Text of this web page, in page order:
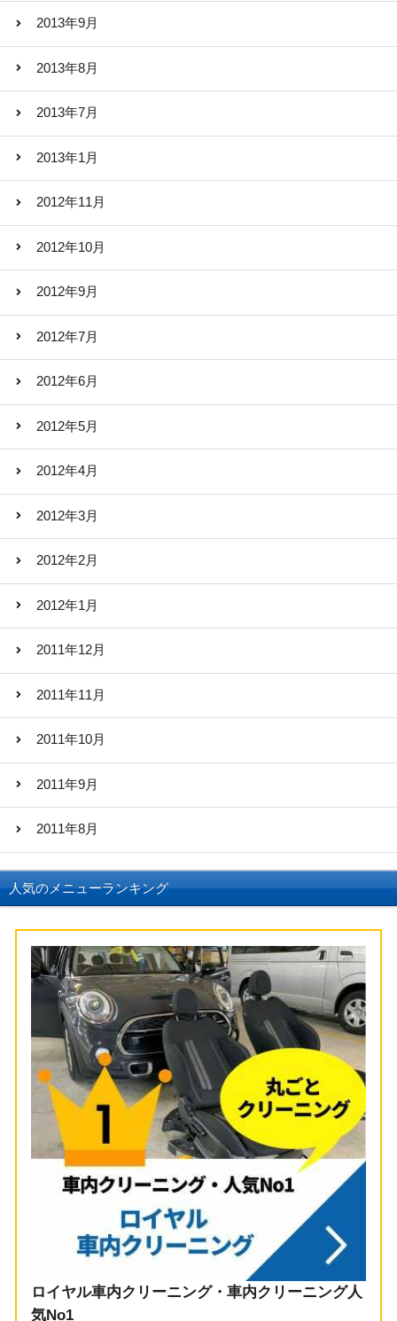
2013年9月
2013年8月
2013年7月
2013年1月
2012年11月
2012年10月
2012年9月
2012年7月
2012年6月
2012年5月
2012年4月
2012年3月
2012年2月
2012年1月
2011年12月
2011年11月
2011年10月
2011年9月
2011年8月
人気のメニューランキング
ロイヤル車内クリーニング・車内クリーニング人
気No1